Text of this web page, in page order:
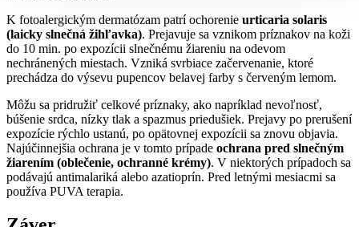
K fotoalergickým dermatózam patrí ochorenie urticaria solaris
(laicky slnečná žihľavka). Prejavuje sa vznikom príznakov na koži
do 10 min. po expozícii slnečnému žiareniu na odevom
nechránených miestach. Vzniká svrbiace začervenanie, ktoré
prechádza do výsevu pupencov belavej farby s červeným lemom.
Môžu sa pridružiť celkové príznaky, ako napríklad nevoľnosť,
búšenie srdca, nízky tlak a spazmus priedušiek. Prejavy po prerušení
expozície rýchlo ustanú, po opätovnej expozícii sa znovu objavia.
Najúčinnejšia ochrana je v tomto prípade ochrana pred slnečným
žiarením (oblečenie, ochranné krémy). V niektorých prípadoch sa
podávajú antimalariká alebo azatioprín. Pred letnými mesiacmi sa
používa PUVA terapia.